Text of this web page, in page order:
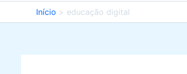
Início educação digital